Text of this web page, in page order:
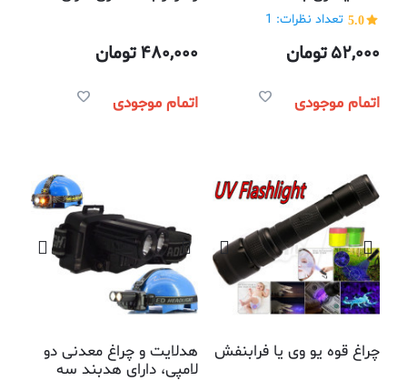
سولار
5.0 تعداد نظرات: 1
52,000تومان
اتمام موجودی
480,000تومان
اتمام موجودی
چراغ قوه یو وی یا فرابنفش
هدلايت و چراغ معدنی دو
لامپی، دارای هدبند سه